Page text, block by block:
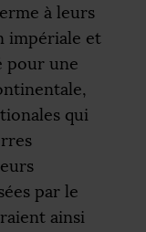
à leurs
impériale et
pour une
qui
par le
ainsi